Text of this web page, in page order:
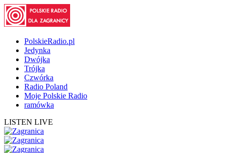
PolskieRadio.pl
Jedynka
Dwójka
Trójka
Czwórka
Radio Poland
Moje Polskie Radio
ramówka
LISTEN LIVE